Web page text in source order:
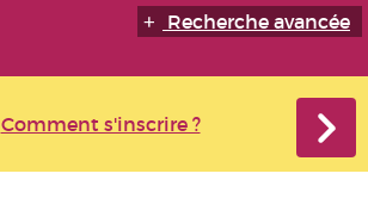
Recherche avancée
Comment s'inscrire ?